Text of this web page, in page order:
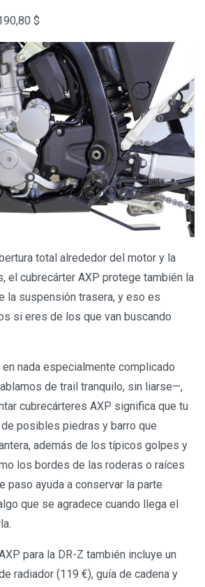
$
total alrededor del motor y la
el cubrecárter AXP protege también la
la suspensión trasera, y eso es
si eres de los que van buscando
nada especialmente complicado
de trail tranquilo, sin liarse—,
cubrecárteres AXP significa que tu
posibles piedras y barro que
además de los típicos golpes y
los bordes de las roderas o raíces
paso ayuda a conservar la parte
que se agradece cuando llega el
para la DR-Z también incluye un
radiador (119 €), guía de cadena y